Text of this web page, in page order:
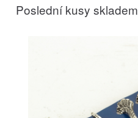
Poslední kusy skladem